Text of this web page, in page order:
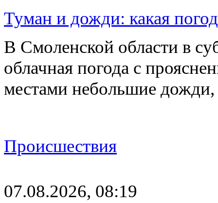
Туман и дожди: какая
В Смоленской области в
облачная погода с
местами небольшие
Происшествия
07.08.2026, 08:19